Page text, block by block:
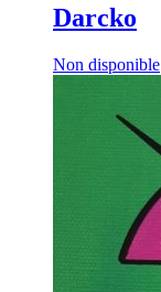
Darcko
Non disponible